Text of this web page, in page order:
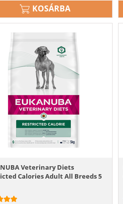
KOSÁRBA
Veterinary Diets
Calories Adult All Breeds 5